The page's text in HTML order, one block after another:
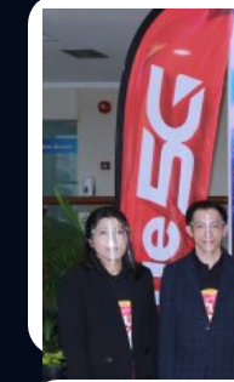
ความพร้อมที่จะนำ
มาตรฐานใหม่ในสถา
ระดับวงการสื่อสาร
Edge Computing ใ
การเข้าถึงที่รวดเร็ว แ
latency) ทำให้ผู้ใช้งา
ที่ดาต้าเซ็นเตอร์ในโร
ได้โดยตรง โดยไม่ต้อง
หลักของผู้ให้บริการเ
core network จึงมีคว
ข้อมูลมีการรับส่งอยู่ภา
ยังช่วยสนับสนุนการทำ
Healthcare…
17/02/2021
กลุ่มทรูเข้ารับใบ
พร้อมเดินหน้าเส
สำนักงานคณะกรรมก
และกิจการโทรคมนา
ประธานคณะกรรมกา
ใบอนุญาตให้ใช้คลื่น
26 กิกะเฮิรตซ์ (GHz)
คอมมิวนิเคชั่น จำกัด โ
ผู้จัดการใหญ่ (ร่วม) พ
ใบอนุญาตฯ เตรียมเดิน
ทีมคอนเทนต์ BT| 1997
Read More